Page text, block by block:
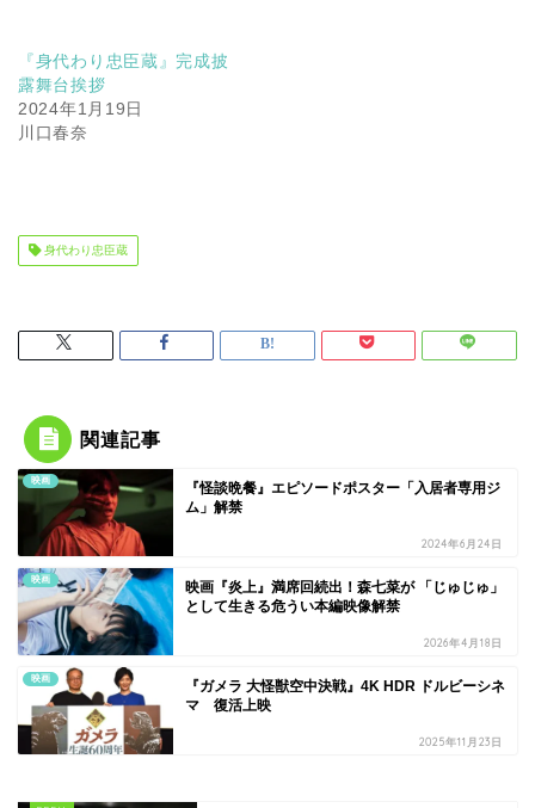
『身代わり忠臣蔵』完成披
露舞台挨拶
2024年1月19日
川口春奈
身代わり忠臣蔵
関連記事
映画
『怪談晩餐』エピソードポスター「入居者専用ジ
ム」解禁
2024年6月24日
映画
映画『炎上』満席回続出！森七菜が 「じゅじゅ」
として生きる危うい本編映像解禁
2026年4月18日
映画
『ガメラ 大怪獣空中決戦』4K HDR ドルビーシネ
マ 復活上映
2025年11月23日